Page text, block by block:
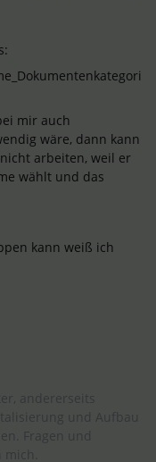
mir auch
wäre, dann kann
arbeiten, weil er
wählt und das
kann weiß ich